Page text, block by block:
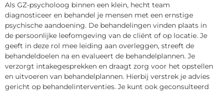
Als GZ-psycholoog binnen een klein, hecht team
diagnosticeer en behandel je mensen met een ernstige
psychische aandoening. De behandelingen vinden plaats in
de persoonlijke leefomgeving van de cliënt of op locatie. Je
geeft in deze rol mee leiding aan overleggen, streeft de
behandeldoelen na en evalueert de behandelplannen. Je
verzorgt intakegesprekken en draagt zorg voor het opstellen
en uitvoeren van behandelplannen. Hierbij verstrek je advies
gericht op behandelinterventies. Je kunt ook geconsulteerd